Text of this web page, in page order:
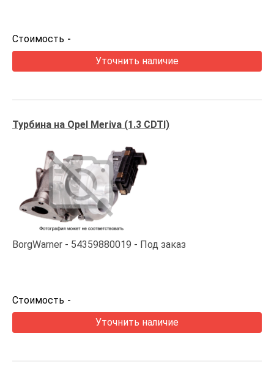
Стоимость -
Уточнить наличие
Турбина на Opel Meriva (1.3 CDTI)
BorgWarner 54359880019 Под заказ
Стоимость -
Уточнить наличие